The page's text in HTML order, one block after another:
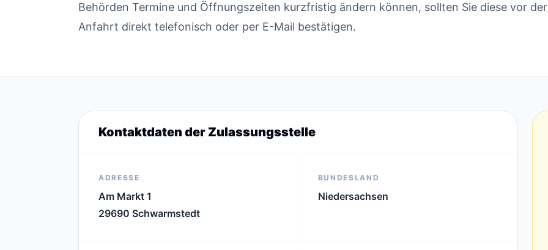
Behörden Termine und Öffnungszeiten kurzfristig ändern können, sollten Sie diese vor der
Anfahrt direkt telefonisch oder per E-Mail bestätigen.
Kontaktdaten der Zulassungsstelle
ADRESSE
Am Markt 1
29690 Schwarmstedt
BUNDESLAND
Niedersachsen